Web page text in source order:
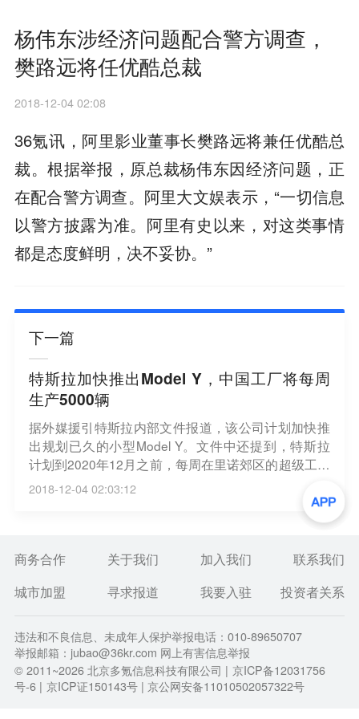
杨伟东涉经济问题配合警方调查，
樊路远将任优酷总裁
2018-12-04 02:08
36氪讯，阿里影业董事长樊路远将兼任优酷总
裁。根据举报，原总裁杨伟东因经济问题，正
在配合警方调查。阿里大文娱表示，“一切信息
以警方披露为准。阿里有史以来，对这类事情
都是态度鲜明，决不妥协。”
下一篇
特斯拉加快推出Model Y，中国工厂将每周
生产5000辆
据外媒援引特斯拉内部文件报道，该公司计划加快推
出规划已久的小型Model Y。文件中还提到，特斯拉
计划到2020年12月之前，每周在里诺郊区的超级工厂
生产7000辆Model Y，并到2021年之前，每周在中国
2018-12-04 02:03:12
商务合作 关于我们 加入我们
联系我们
城市加盟
寻求报道 我要入驻 投资者关系
违法和不良信息、未成年人保护举报电话：010-89650707
举报邮箱：jubao@36kr.com 网上有害信息举报
© 2011~2026北京多氪信息科技有限公司 | 京ICP备12031756
号-6 | 京ICP证150143号 | 京公网安备11010502057322号